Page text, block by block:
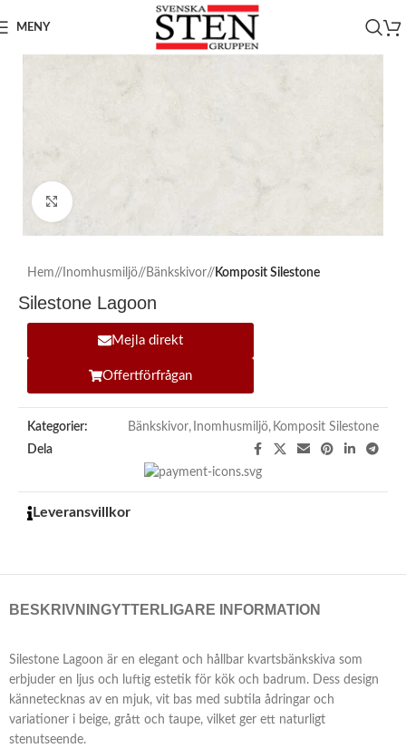
MENY
Hem/ Inomhusmiljö/ Bänkskivor/ Komposit Silestone
Silestone Lagoon
Mejla direkt
Offertförfrågan
Kategorier: Bänkskivor, Inomhusmiljö, Komposit Silestone
Dela
Leveransvillkor
BESKRIVNINGYTTERLIGARE INFORMATION
Silestone Lagoon är en elegant och hållbar kvartsbänkskiva som
erbjuder en ljus och luftig estetik för kök och badrum. Dess design
kännetecknas av en mjuk, vit bas med subtila ådringar och
variationer i beige, grått och taupe, vilket ger ett naturligt
stenutseende.